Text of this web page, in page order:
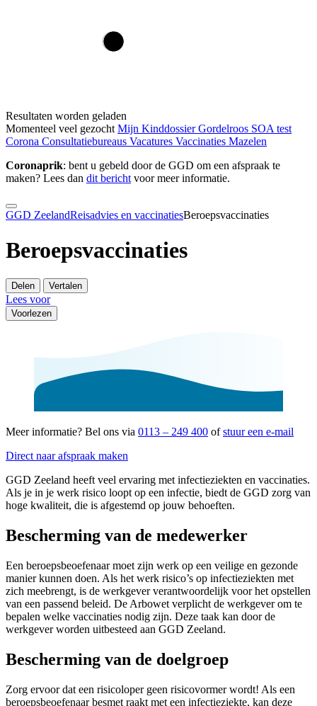
Resultaten worden geladen
Momenteel veel gezocht Mijn KinddossierGordelroos SOA test
Corona Consultatiebureaus Vacatures Vaccinaties Mazelen
Coronaprik: bent u gebeld door de GGD om een afspraak te
maken? Lees dan dit berichtvoor meer informatie.
GGD ZeelandReisadvies en vaccinatiesBeroepsvaccinaties
Beroepsvaccinaties
Delen Vertalen
Lees voor
Voorlezen
Meer informatie? Bel ons via 0113 – 249 400 ofstuur een e-mail
Direct naar afspraak maken
GGD Zeeland heeft veel ervaring met infectieziekten en vaccinaties.
Als je in je werk risico loopt op een infectie, biedt de GGD zorg van
hoge kwaliteit, die is afgestemd op jouw behoeften.
Bescherming van de medewerker
Een beroepsbeoefenaar moet zijn werk op een veilige en gezonde
manier kunnen doen. Als het werk risico’s op infectieziekten met
zich meebrengt, is de werkgever verantwoordelijk voor het opstellen
van een passend beleid. De Arbowet verplicht de werkgever om te
bepalen welke vaccinaties nodig zijn. Deze taak kan door de
werkgever worden uitbesteed aan GGD Zeeland.
Bescherming van de doelgroep
Zorg ervoor dat een risicoloper geen risicovormer wordt! Als een
beroepsbeoefenaar besmet raakt met een infectieziekte, kan deze